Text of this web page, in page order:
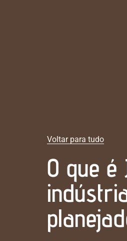
Voltar para tudo
O que é